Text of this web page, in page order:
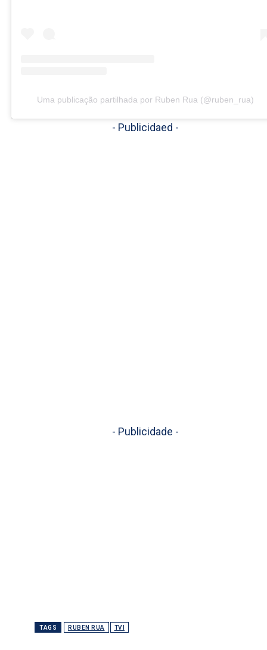
Uma publicação partilhada por Ruben Rua (@ruben_rua)
- Publicidaed -
- Publicidade -
TAGS RUBEN RUA TVI